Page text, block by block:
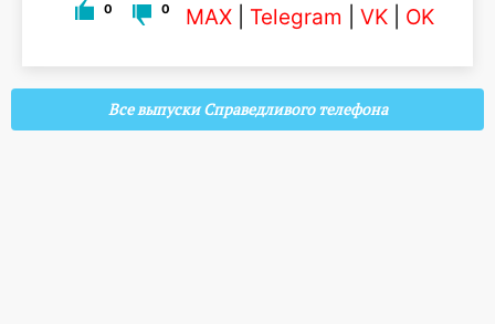
0 0 MAX Telegram VK OK
Все выпуски Справедливого телефона